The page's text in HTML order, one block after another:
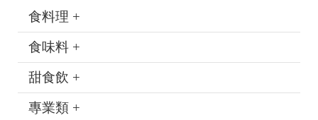
食料理 +
食味料 +
甜食飲 +
專業類 +